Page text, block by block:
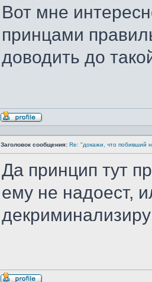
Вот мне
принцами
доводить до
Профиль
Заголовок сообщения: Re: "докажи, что побивший
Да принцип тут
ему не надоест,